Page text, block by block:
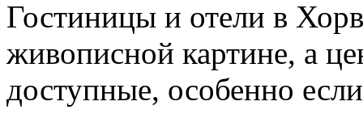
Гостиницы и отели в
живописной картине, а
доступные, особенно